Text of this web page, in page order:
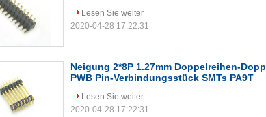
Lesen Sie weiter
2020-04-28 17:22:31
Neigung 2*8P 1.27mm Doppelreihen-
PWB Pin-Verbindungsstück SMTs PA9T
Lesen Sie weiter
2020-04-28 17:22:31